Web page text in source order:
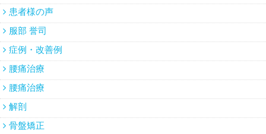
患者様の声
服部 誉司
症例・改善例
腰痛治療
腰痛治療
解剖
骨盤矯正